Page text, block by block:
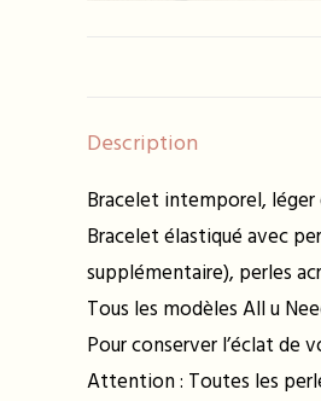
Description
Bracelet intemporel,
Bracelet élastiqué avec
supplémentaire), perles
Tous les modèles All u
Pour conserver l’éclat de
Attention : Toutes les